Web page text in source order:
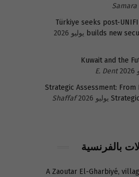
Samara
Türkiye seeks post-
builds new
Kuwait and the
E. Dent
Strategic Assessment: From
Shaffaf
بالفرنسية
A Zaoutar El-Gharbiyé,